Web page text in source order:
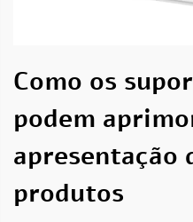
Como os
podem
apresentação
produtos